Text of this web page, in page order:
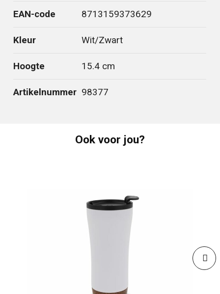
EAN-code 8713159373629
Kleur Wit/Zwart
Hoogte 15.4 cm
Artikelnummer 98377
Ook voor jou?